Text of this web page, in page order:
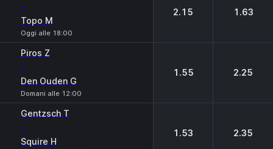
-
Topo M
Oggi alle 18:00
2.15 1.63
Piros Z
-
Den Ouden G
Domani alle 12:00
1.55 2.25
Gentzsch T
-
Squire H
1.53 2.35